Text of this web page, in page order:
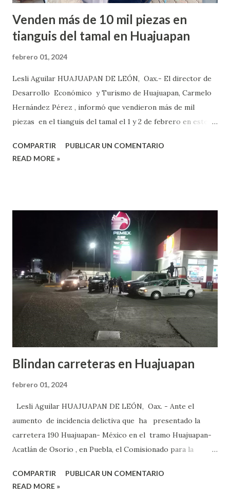
Venden más de 10 mil piezas en
tianguis del tamal en Huajuapan
febrero 01, 2024
Lesli Aguilar HUAJUAPAN DE LEÓN, Oax.- El director de
Desarrollo Económico y Turismo de Huajuapan, Carmelo
Hernández Pérez , informó que vendieron más de mil
piezas en el tianguis del tamal el 1 y 2 de febrero en este
reactivar la economía en un 50 por ciento, por lo que
mañana a 12 del día y de 5 de la tarde a 10 de la noche, de
acuerdo al año pasado estamos manejando una cifra de
reactivación económica del más 50 por ciento, es decir ,
se tienen una venta de 10 mil 500 tamales, y de esta
manera se puede ga...
COMPARTIR
PUBLICAR UN COMENTARIO
READ MORE »
Blindan carreteras en Huajuapan
febrero 01, 2024
Lesli Aguilar HUAJUAPAN DE LEÓN, Oax. - Ante el
aumento de incidencia delictiva que ha presentado la
carretera 190 Huajuapan- México en el tramo Huajuapan-
Acatlán de Osorio , en Puebla, el Comisionado para la
Huajuapan , Christian Reyes Ramírez , explicó que se ha
COMPARTIR
PUBLICAR UN COMENTARIO
READ MORE »